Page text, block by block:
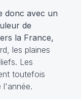
donc avec un
de
la France,
les plaines
Les
toutefois
l'année.